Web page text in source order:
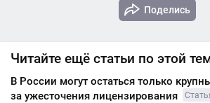
Поделись
Читайте ещё статьи по этой
В России могут остаться только
за ужесточения лицензирования